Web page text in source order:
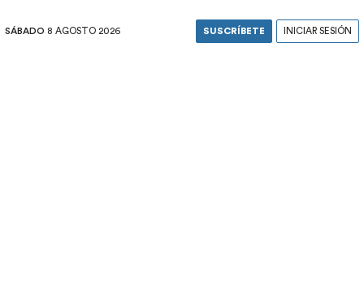
SÁBADO 8 AGOSTO 2026 SUSCRÍBETE INICIAR SESIÓN